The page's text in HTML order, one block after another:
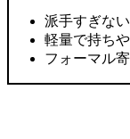
派手すぎな
軽量で持ち
フォーマル